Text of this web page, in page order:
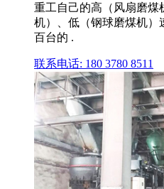
重工自己的高（风扇磨煤
机）、低（钢球磨煤机）
百台的 .
联系电话: 180 3780 8511